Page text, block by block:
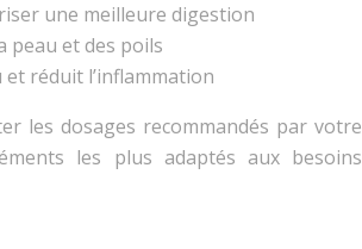
une meilleure digestion
peau et des poils
et réduit l’inflammation
les dosages recommandés par votre
les plus adaptés aux besoins